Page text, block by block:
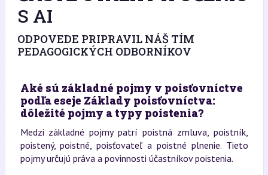
S AI
ODPOVEDE PRIPRAVIL NÁŠ TÍM
PEDAGOGICKÝCH ODBORNÍKOV
Aké sú základné pojmy v poisťovníctve
podľa eseje Základy poisťovníctva:
dôležité pojmy a typy poistenia?
Medzi základné pojmy patrí poistná zmluva, poistník,
poistený, poistné, poisťovateľ a poistné plnenie. Tieto
pojmy určujú práva a povinnosti účastníkov poistenia.